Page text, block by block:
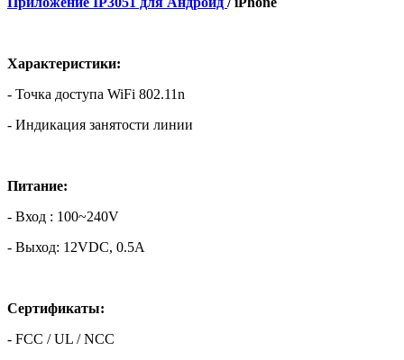
Характеристики:
- Точка доступа WiFi 802.11n
- Индикация занятости линии
Питание:
- Вход : 100~240V
- Выход: 12VDC, 0.5A
Сертификаты:
- FCC / UL / NCC